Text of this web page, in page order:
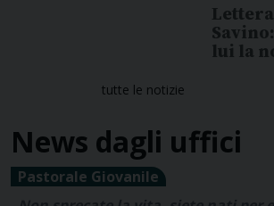
tutte le notizie
lui la
News dagli uffici
Pastorale Giovanile